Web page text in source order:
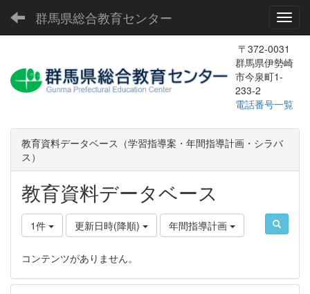
群馬県総合教育センター
〒372-0031
群馬県伊勢崎
市今泉町1-
233-2
電話番号一覧
教育資料データベース（学習指導案・年間指導計画・シラバ
ス）
教育資料データベース
1件 更新日時(降順) 年間指導計画
コンテンツがありません。